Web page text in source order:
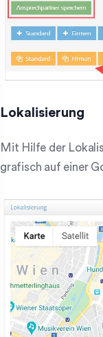
Lokalisierung
Mit Hilfe der
grafisch auf einer